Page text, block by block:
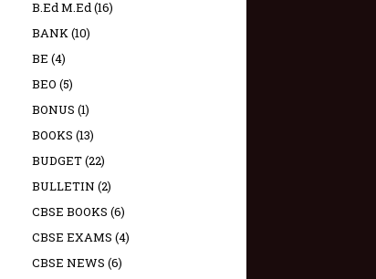
B.Ed M.Ed(16)
BANK(10)
BE (4)
BEO (5)
BONUS (1)
BOOKS (13)
BUDGET(22)
BULLETIN (2)
CBSE BOOKS (6)
CBSE EXAMS (4)
CBSE NEWS (6)